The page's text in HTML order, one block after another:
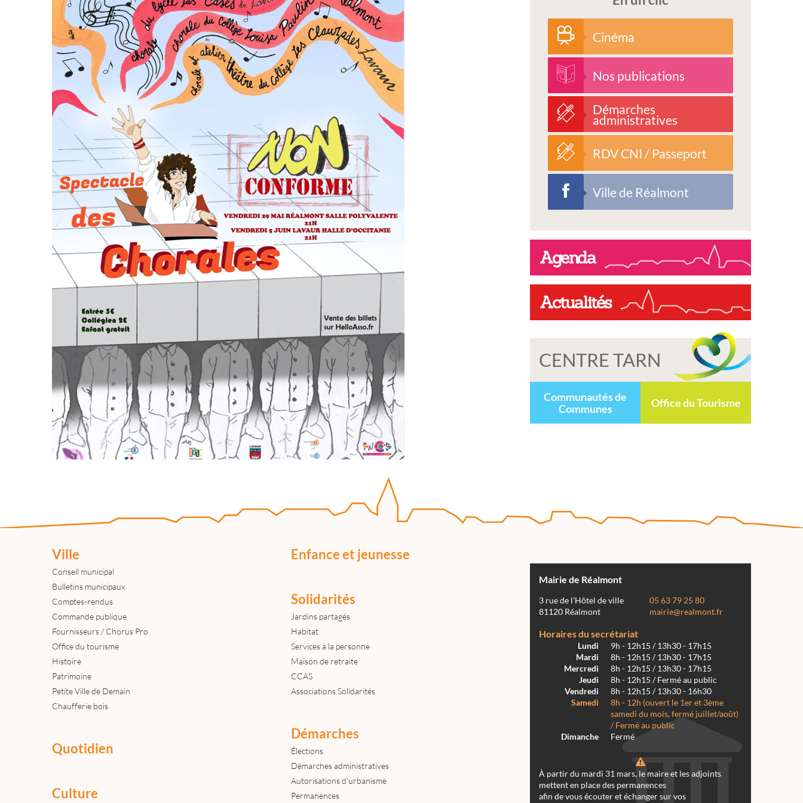
Cinéma
Nos publications
Démarches
administratives
RDV CNI / Passeport
Ville de Réalmont
Agenda
Actualités
CENTRE TARN
Communautés de
Communes
Office du Tourisme
Ville
Conseil municipal
Bulletins municipaux
Comptes-rendus
Commande publique
Fournisseurs / Chorus Pro
Office du tourisme
Histoire
Patrimoine
Petite Ville de Demain
Chaufferie bois
Quotidien
Culture
Enfance et jeunesse
Solidarités
Jardins partagés
Habitat
Services à la personne
Maison de retraite
CCAS
Associations Solidarités
Démarches
Élections
Démarches administratives
Autorisations d'urbanisme
Permanences
Mairie de Réalmont
3 rue de l'Hôtel de ville
81120 Réalmont
05 63 79 25 80
mairie@realmont.fr
Horaires du secrétariat
Lundi
9h - 12h15 / 13h30 - 17h15
Mardi
8h - 12h15 / 13h30 - 17h15
Mercredi
8h - 12h15 / 13h30 - 17h15
Jeudi
8h - 12h15 / Fermé au public
Vendredi
8h - 12h15 / 13h30 - 16h30
Samedi
8h - 12h (ouvert le 1er et 3ème
samedi du mois, fermé juillet/août)
/ Fermé au public
Dimanche
Fermé
À partir du mardi 31 mars, le maire et les adjoints
mettent en place des permanences
afin de vous écouter et échanger sur vos